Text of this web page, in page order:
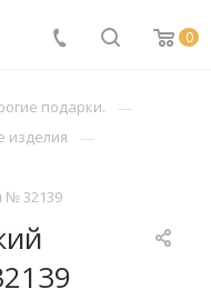
0
подарки.
изделия
№ 32139